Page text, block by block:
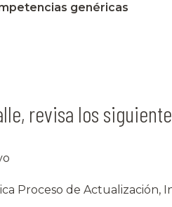
genéricas
revisa los
Proceso de Actualización,